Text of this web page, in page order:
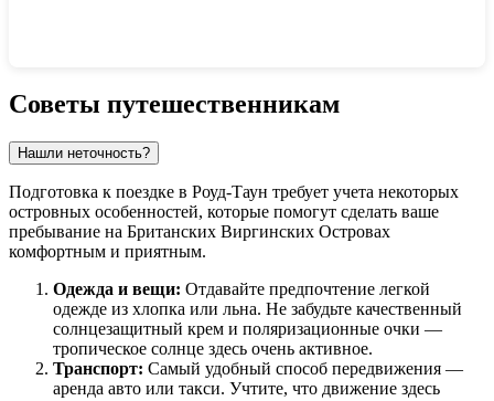
Советы путешественникам
Нашли неточность?
Подготовка к поездке в Роуд-Таун требует учета некоторых
островных особенностей, которые помогут сделать ваше
пребывание на Британских Виргинских Островах
комфортным и приятным.
Одежда и вещи: Отдавайте предпочтение легкой
одежде из хлопка или льна. Не забудьте качественный
солнцезащитный крем и поляризационные очки —
тропическое солнце здесь очень активное.
Транспорт: Самый удобный способ передвижения —
аренда авто или такси. Учтите, что движение здесь